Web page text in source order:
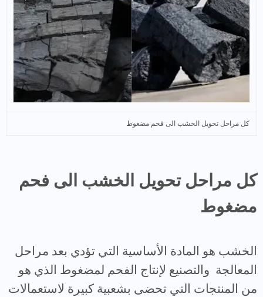
كل مراحل تحويل الخشب الى فحم مضغوط
كل مراحل تحويل الخشب الى فحم
مضغوط
الخشب هو المادة الأساسية التي تؤدي بعد مراحل
المعالجة والتصنيع لإنتاج الفحم لمضغوط الذي هو
من المنتجات التي تحضى بشعبية كبيرة لاستعمالات